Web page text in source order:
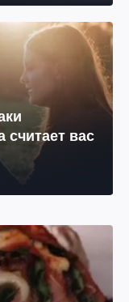
считает вас